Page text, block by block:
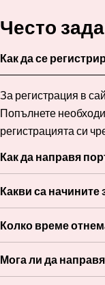
Често
Как да се
За регистрация в
Попълнете
регистрацията си
Как да направя
Какви са начините
Колко време
Мога ли да